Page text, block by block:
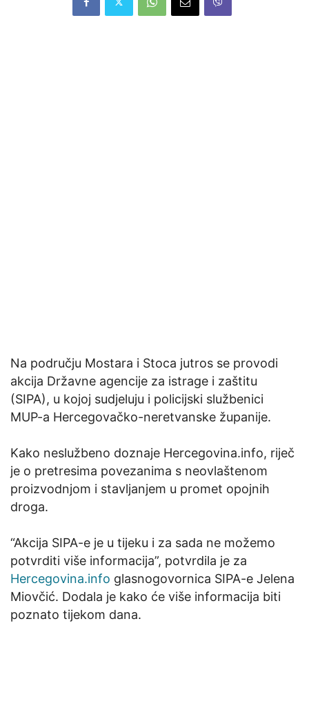
Na području Mostara i Stoca jutros se provodi
akcija Državne agencije za istrage i zaštitu
(SIPA), u kojoj sudjeluju i policijski službenici
MUP-a Hercegovačko-neretvanske županije.
Kako neslužbeno doznaje Hercegovina.info, riječ
je o pretresima povezanima s neovlaštenom
proizvodnjom i stavljanjem u promet opojnih
droga.
“Akcija SIPA-e je u tijeku i za sada ne možemo
potvrditi više informacija”, potvrdila je za
Hercegovina.info glasnogovornica SIPA-e Jelena
Miovčić. Dodala je kako će više informacija biti
poznato tijekom dana.